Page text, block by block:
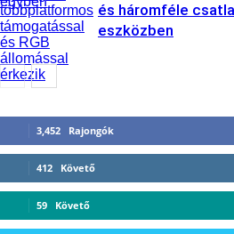
és háromféle
eszközben
3,452 Rajongók
412 Követő
59 Követő